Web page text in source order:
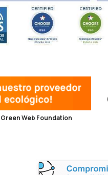
Green Web Foundation